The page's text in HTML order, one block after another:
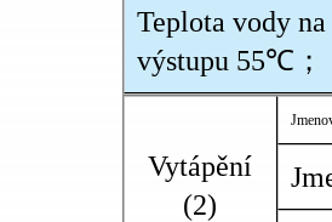
Teplota vody
výstupu 55℃；
Vytápění
(2)